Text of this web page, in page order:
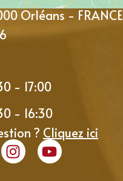
Orléans - FRANCE
- 17:00
- 16:30
? Cliquez ici